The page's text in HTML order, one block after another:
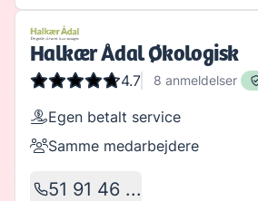
Halkær Ådal Økologisk
4.7 8 anmeldelser
51 91 46 ...
Egen betalt service
Samme medarbejdere